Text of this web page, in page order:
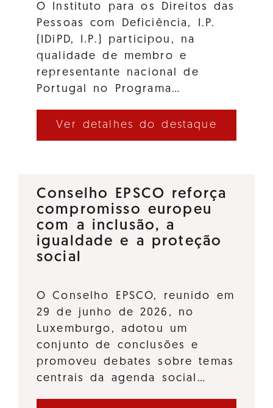
O Instituto para os Direitos das
Pessoas com Deficiência, I.P.
(IDiPD, I.P.) participou, na
qualidade de membro e
representante nacional de
Portugal no Programa…
Ver detalhes do destaque
Conselho EPSCO reforça
compromisso europeu
com a inclusão, a
igualdade e a proteção
social
O Conselho EPSCO, reunido em
29 de junho de 2026, no
Luxemburgo, adotou um
conjunto de conclusões e
promoveu debates sobre temas
centrais da agenda social…